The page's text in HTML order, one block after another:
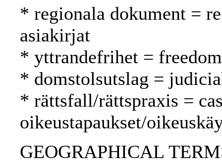
* regionala dokument =
asiakirjat
* yttrandefrihet =
* domstolsutslag =
* rättsfall/rättspraxis =
oikeustapaukset/
GEOGRAPHICAL